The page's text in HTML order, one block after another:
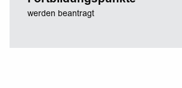
werden beantragt